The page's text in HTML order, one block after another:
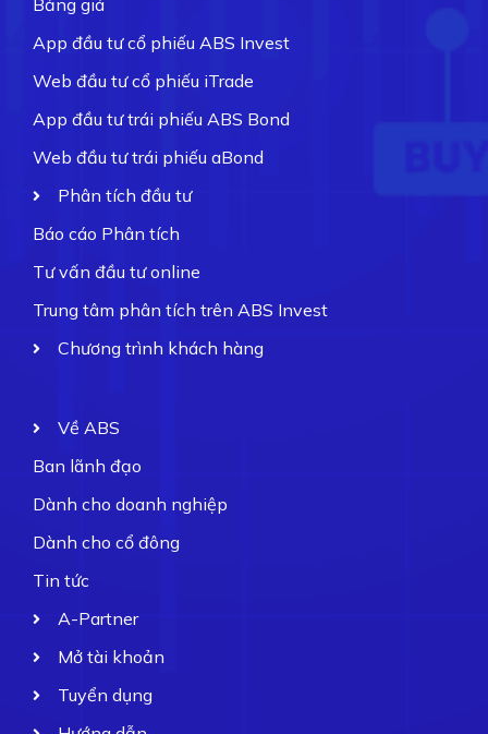
Bảng giá
App đầu tư cổ phiếu ABS Invest
Web đầu tư cổ phiếu iTrade
App đầu tư trái phiếu ABS Bond
Web đầu tư trái phiếu aBond
Phân tích đầu tư
Báo cáo Phân tích
Tư vấn đầu tư online
Trung tâm phân tích trên ABS Invest
Chương trình khách hàng
Về ABS
Ban lãnh đạo
Dành cho doanh nghiệp
Dành cho cổ đông
Tin tức
A-Partner
Mở tài khoản
Tuyển dụng